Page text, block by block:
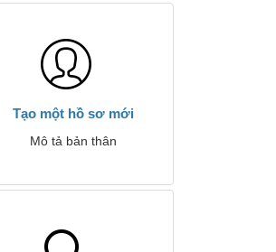
Tạo một hồ sơ mới
Mô tả bản thân